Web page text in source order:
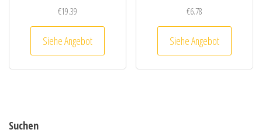
€19.39
Siehe Angebot
€6.78
Siehe Angebot
Suchen